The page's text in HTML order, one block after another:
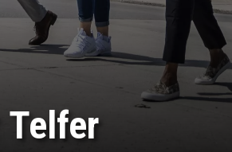
Telfer